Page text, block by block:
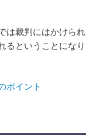
は裁判にはかけられ
るということになり
ポイント